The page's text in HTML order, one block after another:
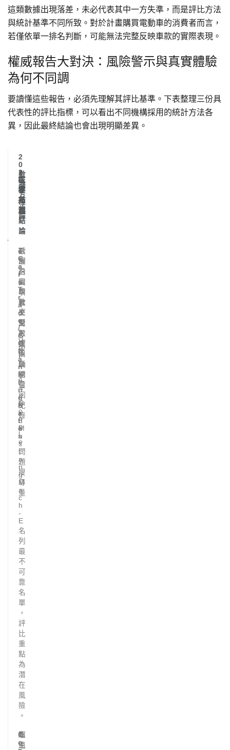
這類數據出現落差，未必代表其中一方失準，而是評比方法
與統計基準不同所致。對於計畫購買電動車的消費者而言，
若僅依單一排名判斷，可能無法完整反映車款的實際表現。
權威報告大對決：風險警示與真實體驗
為何不同調
要讀懂這些報告，必須先理解其評比基準。下表整理三份具
代表性的評比指標，可以看出不同機構採用的統計方法各
異，因此最終結論也會出現明顯差異。
報
導
來
源
主
要
指
標
數
據
方
法
論
2
0
2
6
年
核
心
結
論
e
C
a
r
s
T
r
a
d
e
/
G
O
B
a
n
k
i
n
g
R
a
t
e
s
活
躍
召
回
次
數
、
受
影
響
車
輛
總
量
、
G
o
o
g
l
e
問
題
搜
尋
量
歐
洲
拍
賣
平
台
交
易
數
據
與
公
開
召
回
紀
錄
T
e
s
l
a
四
款
車
型
、
V
W
I
D
.
4
、
F
o
r
d
M
u
s
t
a
n
g
M
a
c
h
-
E
名
列
最
不
可
靠
名
單
，
評
比
重
點
為
潛
在
風
險
。
C
o
車
主
超
過
T
e